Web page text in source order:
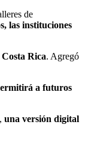
de
las instituciones
Rica. Agregó
a futuros
una versión digital